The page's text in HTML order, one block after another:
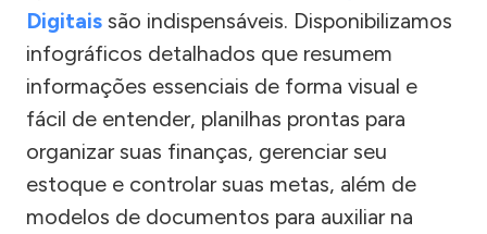
Digitais são indispensáveis. Disponibilizamos
infográficos detalhados que resumem
informações essenciais de forma visual e
fácil de entender, planilhas prontas para
organizar suas finanças, gerenciar seu
estoque e controlar suas metas, além de
modelos de documentos para auxiliar na